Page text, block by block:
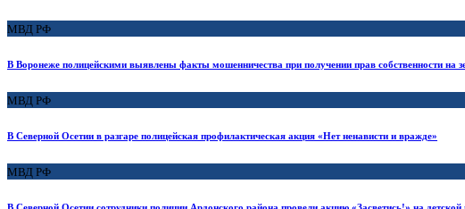
МВД РФ
В Воронеже полицейскими выявлены факты мошенничества при получении прав собственности на
МВД РФ
В Северной Осетии в разгаре полицейская профилактическая акция «Нет ненависти и вражде»
МВД РФ